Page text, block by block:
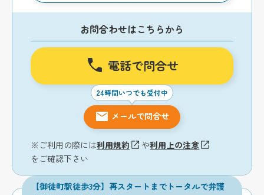
お問合わせはこちらから
電話で問合せ
24時間いつでも受付中
メールで問合せ
※ご利用の際には利用規約 や利用上の注意
をご確認下さい
【御徒町駅徒歩3分】再スタートまでトータルで弁護